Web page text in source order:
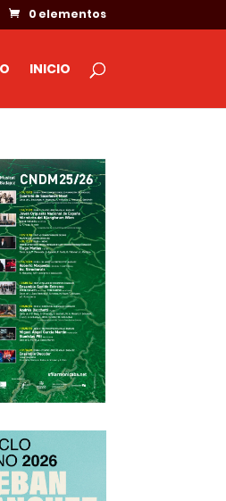
0 elementos
INICIO